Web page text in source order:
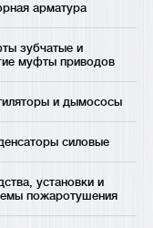
арматура
зубчатые и
муфты приводов
и дымососы
силовые
установки и
пожаротушения